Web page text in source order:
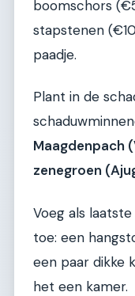
boomschors
stapstenen
paadje.
Plant in de
Maagdenpach
zenegroen
Voeg als
toe: een
een paar dikke
het een kamer.